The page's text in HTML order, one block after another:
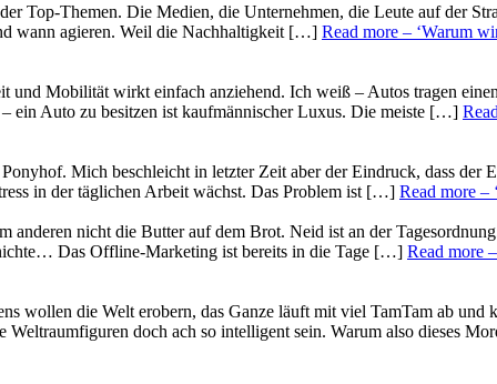
Top-Themen. Die Medien, die Unternehmen, die Leute auf der
wann agieren. Weil die Nachhaltigkeit […] Read more – ‘Warum
Mobilität wirkt einfach anziehend. Ich weiß – Autos tragen
ein Auto zu besitzen ist kaufmännischer Luxus. Die meiste […]
Mich beschleicht in letzter Zeit aber der Eindruck, dass der
in der täglichen Arbeit wächst. Das Problem ist […] Read more –
nicht die Butter auf dem Brot. Neid ist an der
Das Offline-Marketing ist bereits in die Tage […] Read more
wollen die Welt erobern, das Ganze läuft mit viel TamTam ab und
doch ach so intelligent sein. Warum also dieses